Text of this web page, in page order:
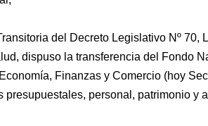
del Decreto Legislativo Nº 70,
dispuso la transferencia del Fondo
Finanzas y Comercio (hoy
presupuestales, personal, patrimonio y